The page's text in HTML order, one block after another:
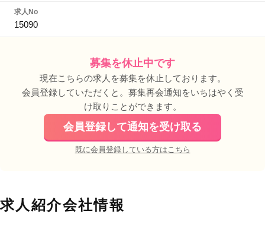
求人No
15090
募集を休止中です
現在こちらの求人を募集を休止しております。
会員登録していただくと。募集再会通知をいちはやく受
け取りことができます。
会員登録して通知を受け取る
既に会員登録している方はこちら
求人紹介会社情報